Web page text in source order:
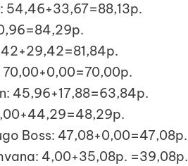
54,46+33,67=88,13p.
70,00+0,00=70,00p.
45,96+17,88=63,84p.
Boss: 47,08+0,00=47,08p.
4,00+35,08p. =39,08p.